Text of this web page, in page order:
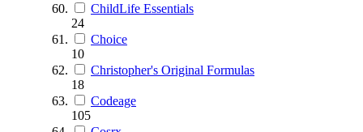
ChildLife Essentials
24
Choice
10
Christopher's Original Formulas
18
Codeage
105